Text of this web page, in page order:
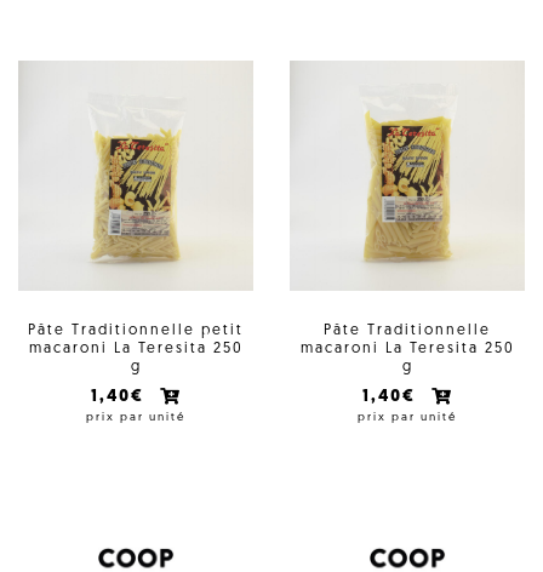
Pâte Traditionnelle petit
macaroni La Teresita 250
g
1,40€
prix par unité
Pâte Traditionnelle
macaroni La Teresita 250
g
1,40€
prix par unité